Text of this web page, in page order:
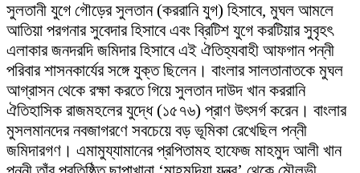
সুলতানী যুগে গৌড়ের সুলতান (কররানি যুগ) হিসাবে, মুঘল আমলে
আতিয়া পরগনার সুবেদার হিসাবে এবং ব্রিটিশ যুগে করটিয়ার সুবৃহৎ
এলাকার জনদরদি জমিদার হিসাবে এই ঐতিহ্যবাহী আফগান পন্নী
পরিবার শাসনকার্যের সঙ্গে যুক্ত ছিলেন। বাংলার সালতানাতকে মুঘল
আগ্রাসন থেকে রক্ষা করতে গিয়ে সুলতান দাউদ খান কররানি
ঐতিহাসিক রাজমহলের যুদ্ধে (১৫৭৬) প্রাণ উৎসর্গ করেন। বাংলার
মুসলমানদের নবজাগরণে সবচেয়ে বড় ভূমিকা রেখেছিল পন্নী
জমিদারগণ। এমামুয্যামানের প্রপিতামহ হাফেজ মাহমুদ আলী খান